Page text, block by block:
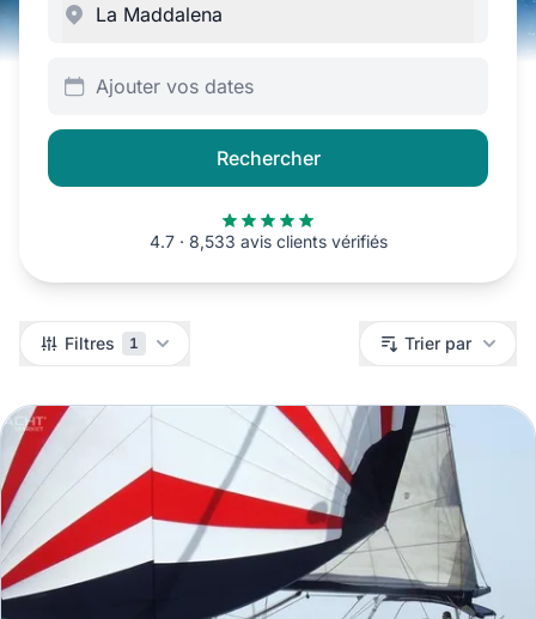
Ajouter vos dates
Rechercher
4.7 · 8,533 avis clients vérifiés
Filtres Filtres 1 Trier par